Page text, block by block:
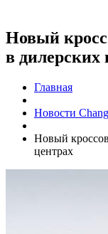
Новый
в дилерских
Главная
Новости
Новый
центрах